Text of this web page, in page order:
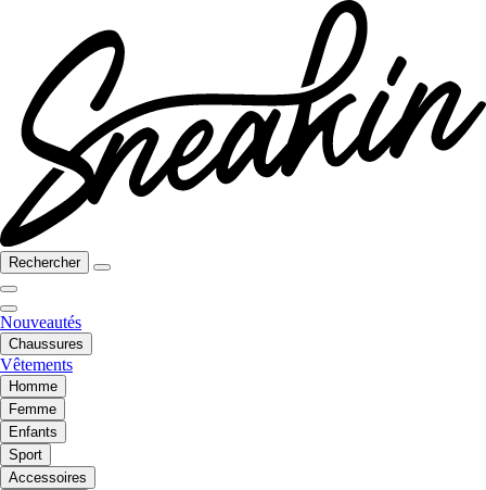
Rechercher
Nouveautés
Chaussures
Vêtements
Homme
Femme
Enfants
Sport
Accessoires